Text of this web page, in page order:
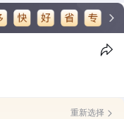
重新选择